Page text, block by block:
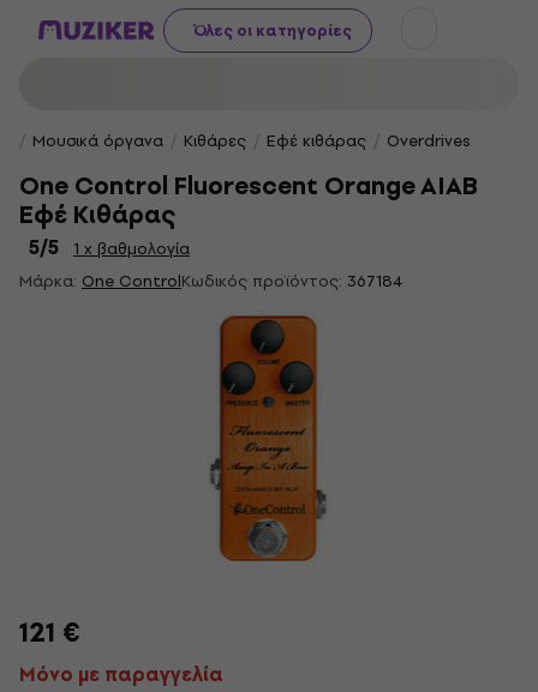
Όλες οι κατηγορίες
Μουσικά όργανα Κιθάρες Εφέ κιθάρας Overdrives
One Control Fluorescent Orange AIAB
Εφέ Κιθάρας
5/5
1 x βαθμολογία
Μάρκα: One ControlΚωδικός προϊόντος: 367184
121 €
Μόνο με παραγγελία